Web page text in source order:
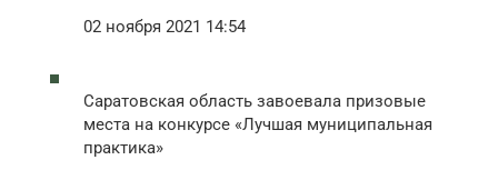
02 ноября 2021 14:54
Саратовская область завоевала призовые
места на конкурсе «Лучшая муниципальная
практика»